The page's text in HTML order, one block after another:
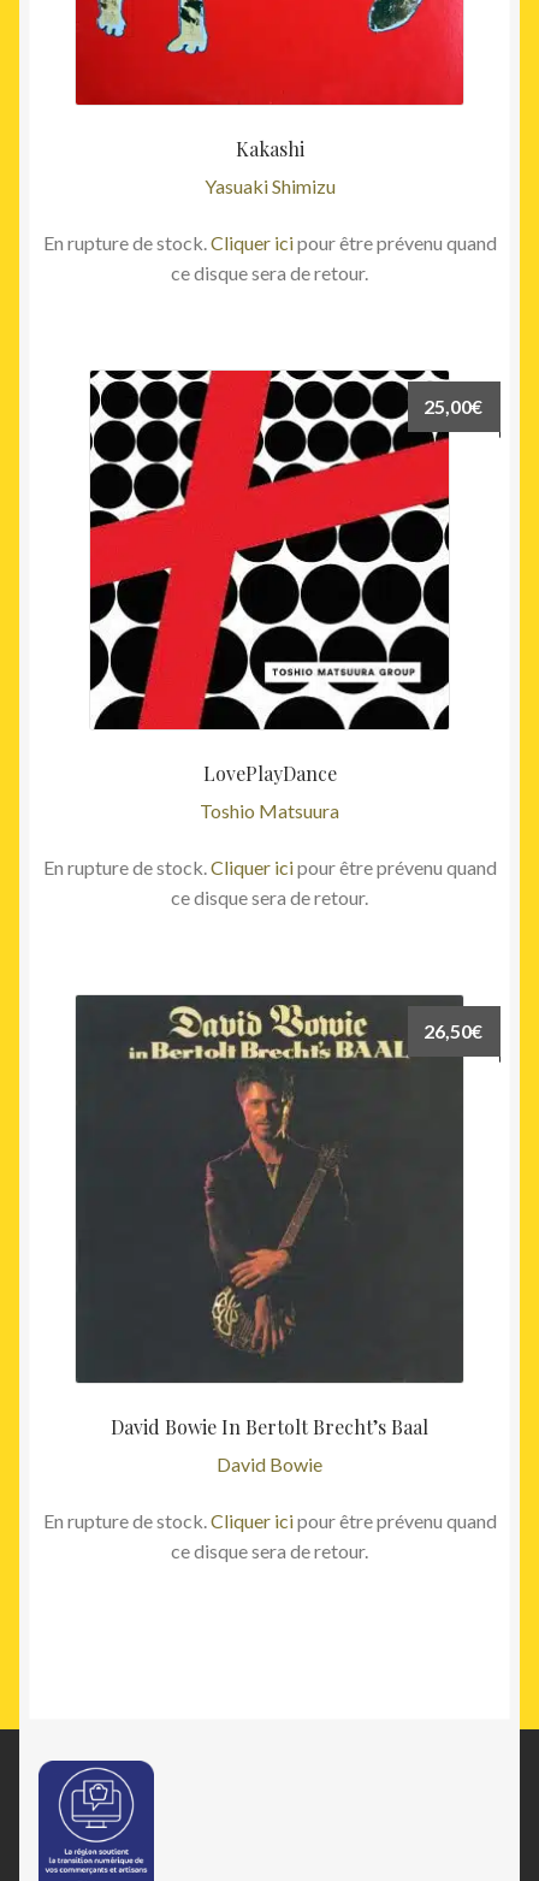
Kakashi
Yasuaki Shimizu
En rupture de stock.Cliquer icipour être prévenu quand
ce disque sera de retour.
LovePlayDance
Toshio Matsuura
25,00€
En rupture de stock.Cliquer icipour être prévenu quand
ce disque sera de retour.
David Bowie In Bertolt Brecht’s Baal
David Bowie
26,50€
En rupture de stock.Cliquer icipour être prévenu quand
ce disque sera de retour.